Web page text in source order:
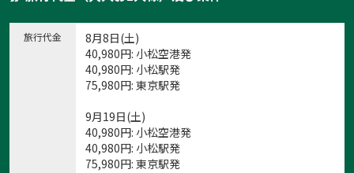
旅行代金
8月8日(土)
40,980円: 小松空港発
40,980円: 小松駅発
75,980円: 東京駅発
9月19日(土)
40,980円: 小松空港発
40,980円: 小松駅発
75,980円: 東京駅発